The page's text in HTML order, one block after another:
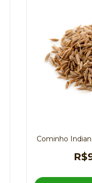
Cominho